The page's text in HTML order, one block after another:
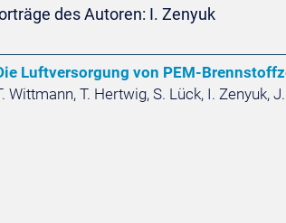
des Autoren: I. Zenyuk
Luftversorgung von PEM-
Wittmann, T. Hertwig, S. Lück, I. Zenyuk,